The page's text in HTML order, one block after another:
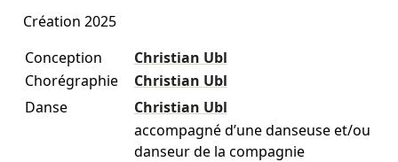
Création 2025
Conception
Christian Ubl
Chorégraphie
Christian Ubl
Danse
Christian Ubl
accompagné d’une danseuse et/ou
danseur de la compagnie